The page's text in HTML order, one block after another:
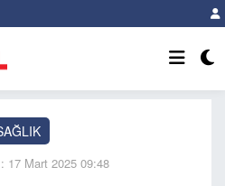
17 Mart 2025 09:48